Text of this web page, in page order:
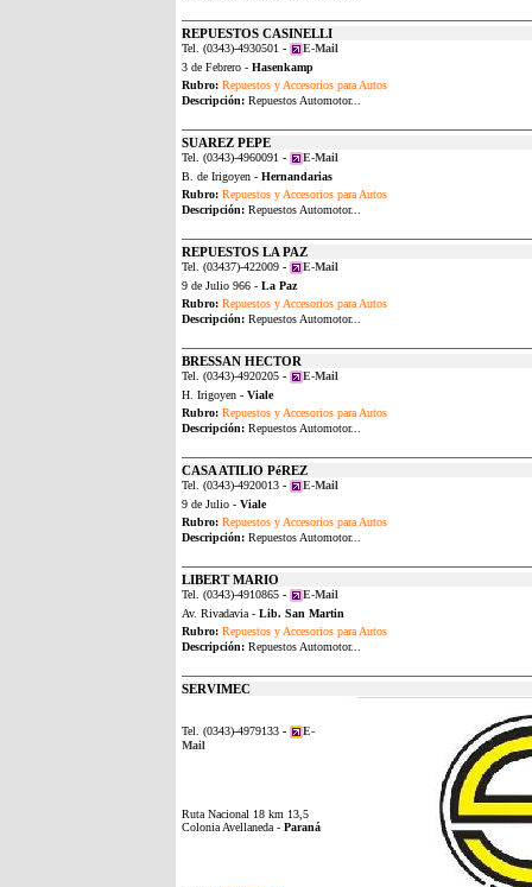
REPUESTOS CASINELLI
Tel. (0343)-4930501 -
E-Mail
3 de Febrero - Hasenkamp
Rubro: Repuestos y Accesorios para Autos
Descripción: Repuestos Automotor...
SUAREZ PEPE
Tel. (0343)-4960091 -
E-Mail
B. de Irigoyen - Hernandarias
Rubro: Repuestos y Accesorios para Autos
Descripción: Repuestos Automotor...
REPUESTOS LA PAZ
Tel. (03437)-422009 -
E-Mail
9 de Julio 966 - La Paz
Rubro: Repuestos y Accesorios para Autos
Descripción: Repuestos Automotor...
BRESSAN HECTOR
Tel. (0343)-4920205 -
E-Mail
H. Irigoyen - Viale
Rubro: Repuestos y Accesorios para Autos
Descripción: Repuestos Automotor...
CASA ATILIO PéREZ
Tel. (0343)-4920013 -
E-Mail
9 de Julio - Viale
Rubro: Repuestos y Accesorios para Autos
Descripción: Repuestos Automotor...
LIBERT MARIO
Tel. (0343)-4910865 -
E-Mail
Av. Rivadavia - Lib. San Martin
Rubro: Repuestos y Accesorios para Autos
Descripción: Repuestos Automotor...
SERVIMEC
Tel. (0343)-4979133 -
E-
Mail
Ruta Nacional 18 km 13,5
Colonia Avellaneda - Paraná